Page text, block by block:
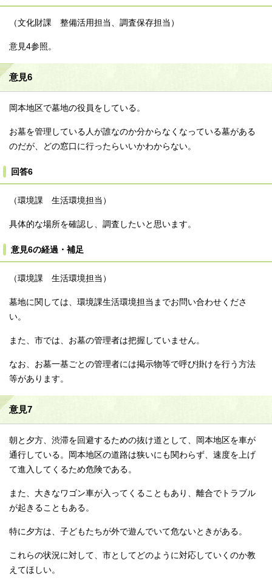
（文化財課 整備活用担当、調査保存担当）
意見4参照。
意見6
岡本地区で墓地の役員をしている。
お墓を管理している人が誰なのか分からなくなっている墓がある
のだが、どの窓口に行ったらいいかわからない。
回答6
（環境課 生活環境担当）
具体的な場所を確認し、調査したいと思います。
意見6の経過・補足
（環境課 生活環境担当）
墓地に関しては、環境課生活環境担当までお問い合わせくださ
い。
また、市では、お墓の管理者は把握していません。
なお、お墓一基ごとの管理者には掲示物等で呼び掛けを行う方法
等があります。
意見7
朝と夕方、渋滞を回避するための抜け道として、岡本地区を車が
通行している。岡本地区の道路は狭いにも関わらず、速度を上げ
て進入してくるため危険である。
また、大きなワゴン車が入ってくることもあり、離合でトラブル
が起きることもある。
特に夕方は、子どもたちが外で遊んでいて危ないときがある。
これらの状況に対して、市としてどのように対応していくのか教
えてほしい。